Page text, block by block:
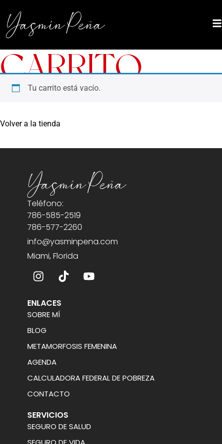
CARRITO
Tu carrito está vacío.
Volver a la tienda
Teléfono:
786-585-2519
786-577-2260
info@yasminpena.com
Miami, Florida
ENLACES
SOBRE MÍ
BLOG
METAMORFOSIS FEMENINA
AGENDA
CALCULADORA FEDERAL DE POBREZA
CONTACTO
SERVICIOS
SEGURO DE SALUD